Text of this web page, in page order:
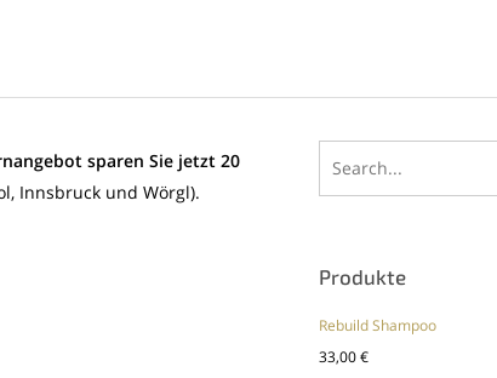
sparen Sie jetzt 20
Innsbruck und Wörgl).
Produkte
Rebuild Shampoo
33,00€